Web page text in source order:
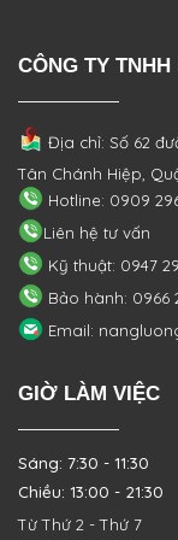
CÔNG TY
Địa chỉ: Số 62
Tân Chánh Hiệp,
Hotline: 0909
Liên hệ tư vấn
Kỹ thuật: 0947
Bảo hành: 0966
Email:
GIỜ LÀM VIỆC
Sáng: 7:30 - 11:30
Chiều: 13:00 - 21:30
Từ Thứ 2 - Thứ 7